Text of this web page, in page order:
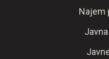
Najem